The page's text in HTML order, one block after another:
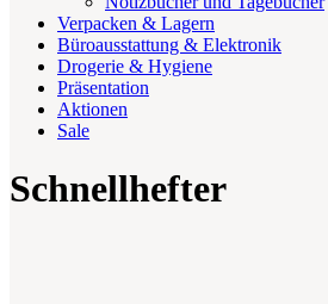
Verpacken & Lagern
Büroausstattung & Elektronik
Drogerie & Hygiene
Präsentation
Aktionen
Sale
Schnellhefter